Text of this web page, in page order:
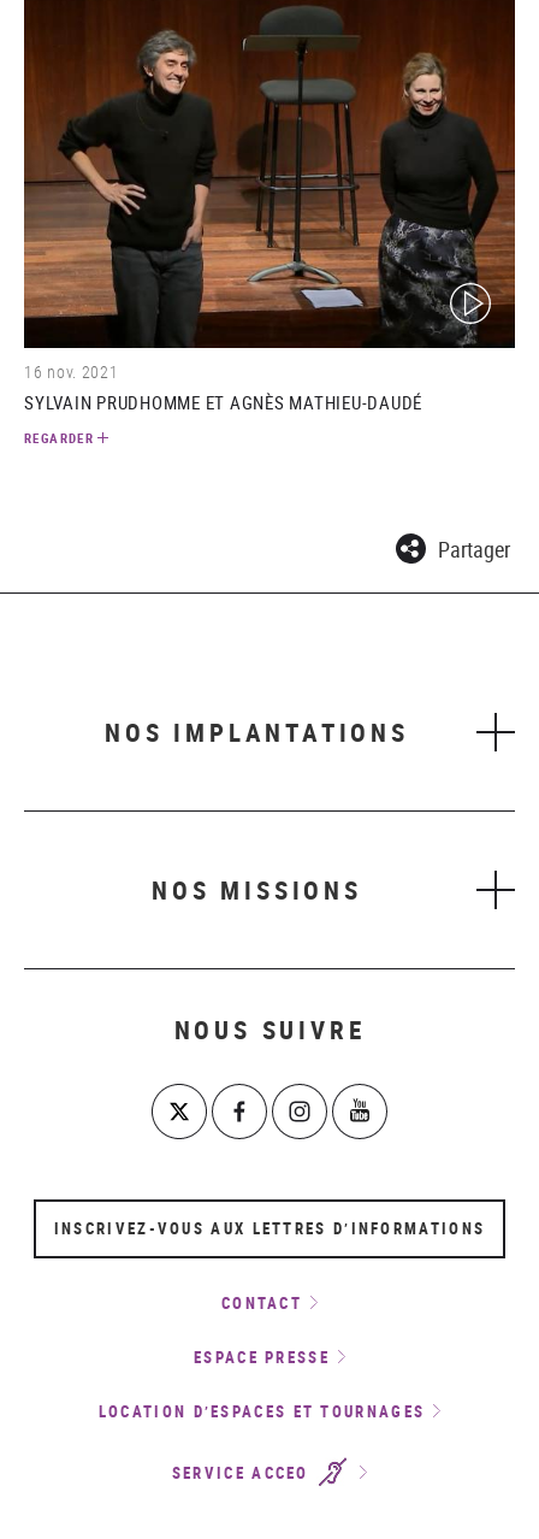
(video)
16 nov. 2021
SYLVAIN PRUDHOMME ET AGNÈS MATHIEU-DAUDÉ
REGARDER
Partager
NOS IMPLANTATIONS
NOS MISSIONS
NOUS SUIVRE
INSCRIVEZ-VOUS AUX LETTRES D’INFORMATIONS
CONTACT
ESPACE PRESSE
LOCATION D’ESPACES ET TOURNAGES
SERVICE ACCEO